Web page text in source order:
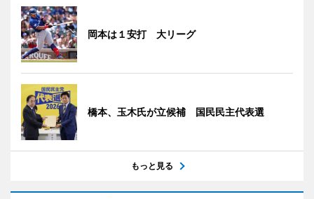
岡本は１安打 大リーグ
橋本、玉木氏が立候補 国民民主代表選
もっと見る